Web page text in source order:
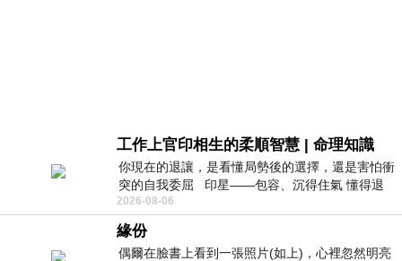
工作上官印相生的柔順智慧 | 命理知識
你現在的退讓，是看懂局勢後的選擇，還是害怕衝
突的自我委屈 印星——包容、沉得住氣 懂得退
一步觀察，不會
2026-08-06
緣份
偶爾在臉書上看到一張照片(如上)，心裡忽然明亮